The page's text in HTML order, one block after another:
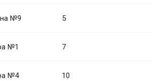
№9 5
№1 7
№4 10